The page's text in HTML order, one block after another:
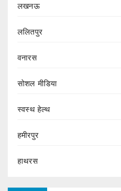
लखनऊ
ललितपुर
वनारस
सोशल मीडिया
स्वस्थ हेल्थ
हमीरपुर
हाथरस